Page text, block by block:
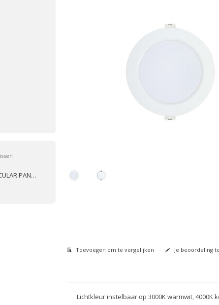
CUTOUT 18W 1800LM 100LM/W CCT SWITCHABLE 3000K/4000K/6500K NON-DIMMABLE
Toevoegen om te vergelijken Je beoordeling
Lichtkleur instelbaar op 3000K warmwit, 4000K